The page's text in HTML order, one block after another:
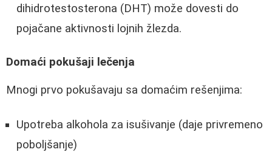
dihidrotestosterona (DHT) može dovesti do
pojačane aktivnosti lojnih žlezda.
Domaći pokušaji lečenja
Mnogi prvo pokušavaju sa domaćim rešenjima:
Upotreba alkohola za isušivanje (daje privremeno
poboljšanje)